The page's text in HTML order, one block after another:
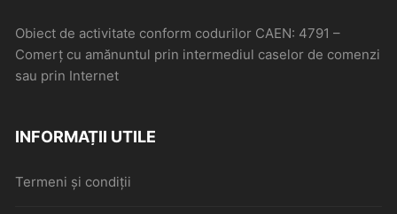
Obiect de activitate conform codurilor CAEN: 4791 –
Comerţ cu amănuntul prin intermediul caselor de comenzi
sau prin Internet
INFORMAȚII UTILE
Termeni și condiții